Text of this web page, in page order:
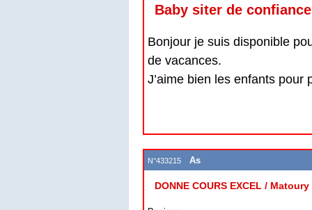
Baby siter de
Bonjour je suis disponible
de vacances.
J’aime bien les enfants pour
N°433215 As
DONNE COURS EXCEL / Matoury